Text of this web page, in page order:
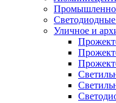
Уличное и